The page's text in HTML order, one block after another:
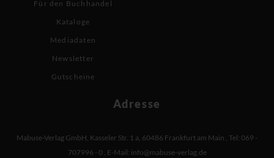
Für den Buchhandel
Kataloge
Mediadaten
Newsletter
Gutscheine
Adresse
Mabuse-Verlag GmbH, Kasseler Str. 1 a, 60486 Frankfurt am Main , Tel: 069 -
707996 - 0 , E-Mail: info@mabuse-verlag.de